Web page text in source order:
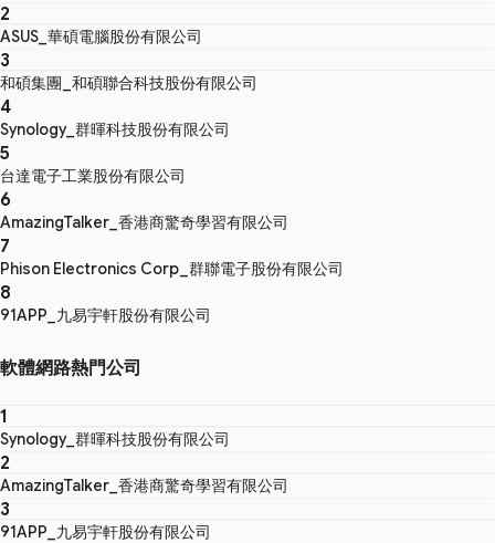
2
ASUS_華碩電腦股份有限公司
3
和碩集團_和碩聯合科技股份有限公司
4
Synology_群暉科技股份有限公司
5
台達電子工業股份有限公司
6
AmazingTalker_香港商驚奇學習有限公司
7
Phison Electronics Corp_群聯電子股份有限公司
8
91APP_九易宇軒股份有限公司
軟體網路熱門公司
1
Synology_群暉科技股份有限公司
2
AmazingTalker_香港商驚奇學習有限公司
3
91APP_九易宇軒股份有限公司